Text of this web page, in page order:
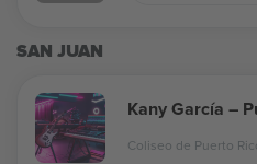
SAN JUAN
Kany García –
Coliseo de Puerto